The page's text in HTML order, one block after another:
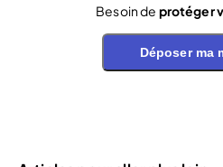
Besoin de protéger
Déposer ma